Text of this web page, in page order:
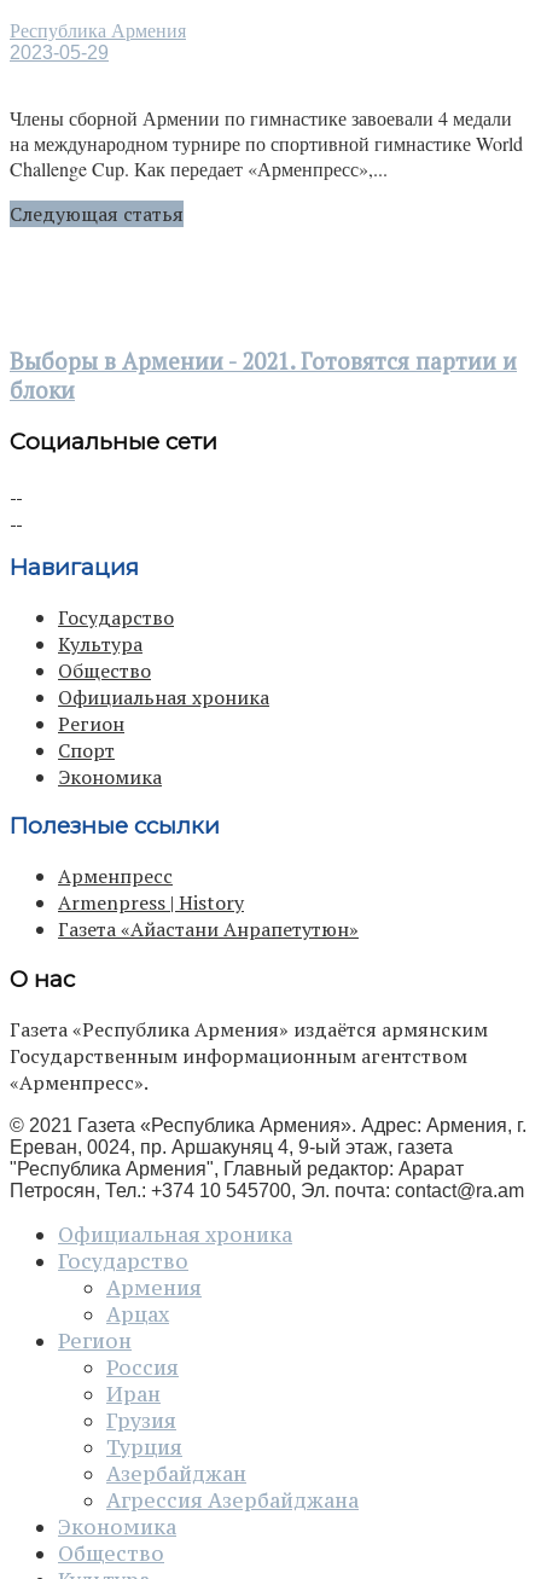
Республика Армения
2023-05-29
Члены сборной Армении по гимнастике завоевали 4 медали
на международном турнире по спортивной гимнастике World
Challenge Cup. Как передает «Арменпресс»,...
Следующая статья
Выборы в Армении - 2021. Готовятся партии и
блоки
Социальные сети
Навигация
Государство
Культура
Общество
Официальная хроника
Регион
Спорт
Экономика
Полезные ссылки
Арменпресс
Armenpress | History
Газета «Айастани Анрапетутюн»
О нас
Газета «Республика Армения» издаётся армянским
Государственным информационным агентством
«Арменпресс».
© 2021 Газета «Республика Армения». Адрес: Армения, г.
Ереван, 0024, пр. Аршакуняц 4, 9-ый этаж, газета
"Республика Армения", Главный редактор: Арарат
Петросян, Тел.: +374 10 545700, Эл. почта: contact@ra.am
Официальная хроника
Государство
Армения
Арцах
Регион
Россия
Иран
Грузия
Турция
Азербайджан
Агрессия Азербайджана
Экономика
Общество